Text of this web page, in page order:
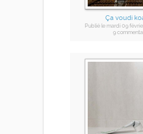
Ça voudi
Publiéle mardi 09
9